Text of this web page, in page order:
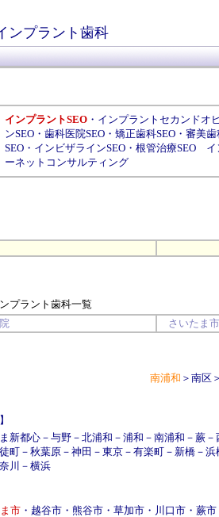
ンプラント歯科
インプラントSEO ・ インプラントセカンドオ
ンSEO ・ 歯科医院SEO ・ 矯正歯科SEO ・ 審美歯
SEO ・ インビザラインSEO ・ 根管治療SEO
イ
ーネットコンサルティング
プラント歯科一覧
さいたま市
南浦和 ＞南区
新都心－ 与野 － 北浦和 － 浦和 － 南浦和 － 蕨 －
町 － 秋葉原 － 神田 － 東京 － 有楽町 － 新橋 － 浜
川 － 横浜
市・ 越谷市・ 熊谷市・ 草加市・ 川口市・ 蕨市